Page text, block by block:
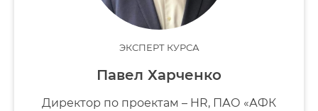
ЭКСПЕРТ КУРСА
Павел Харченко
Директор по проектам – HR, ПАО «АФК